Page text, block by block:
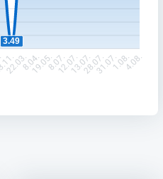
3.49
22.03.8.04.19.05.8.07.12.07.13.07.28.07.31.07.1.08.4.08.